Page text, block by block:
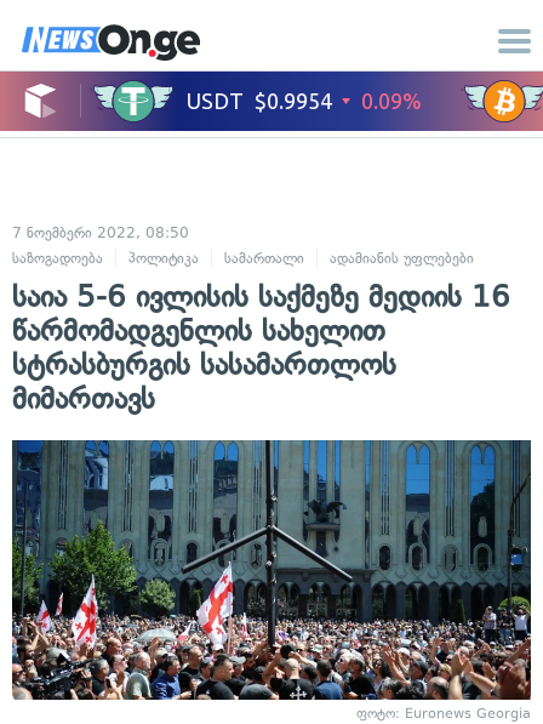
7 ნოემბერი 2022, 08:50
საზოგადოება
პოლიტიკა სამართალი ადამიანის უფლებები
საია 5-6 ივლისის საქმეზე მედიის 16
წარმომადგენლის სახელით
სტრასბურგის სასამართლოს
მიმართავს
ფოტო: Euronews Georgia